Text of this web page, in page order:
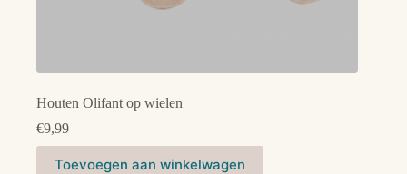
Houten Olifant op wielen
€9,99
Toevoegen aan winkelwagen